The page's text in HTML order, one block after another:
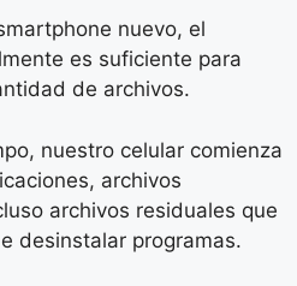
nuevo, el
es suficiente para
de archivos.
nuestro celular comienza
archivos
archivos residuales que
desinstalar programas.